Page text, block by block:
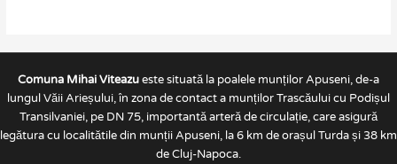
Comuna Mihai Viteazueste situată la poalele munților Apuseni, de-a
lungul Văii Arieșului, în zona de contact a munților Trascăului cu Podișul
Transilvaniei, pe DN 75, importantă arteră de circulație, care asigură
legătura cu localitătile din munții Apuseni, la 6 km de orașul Turda și 38 km
de Cluj-Napoca.